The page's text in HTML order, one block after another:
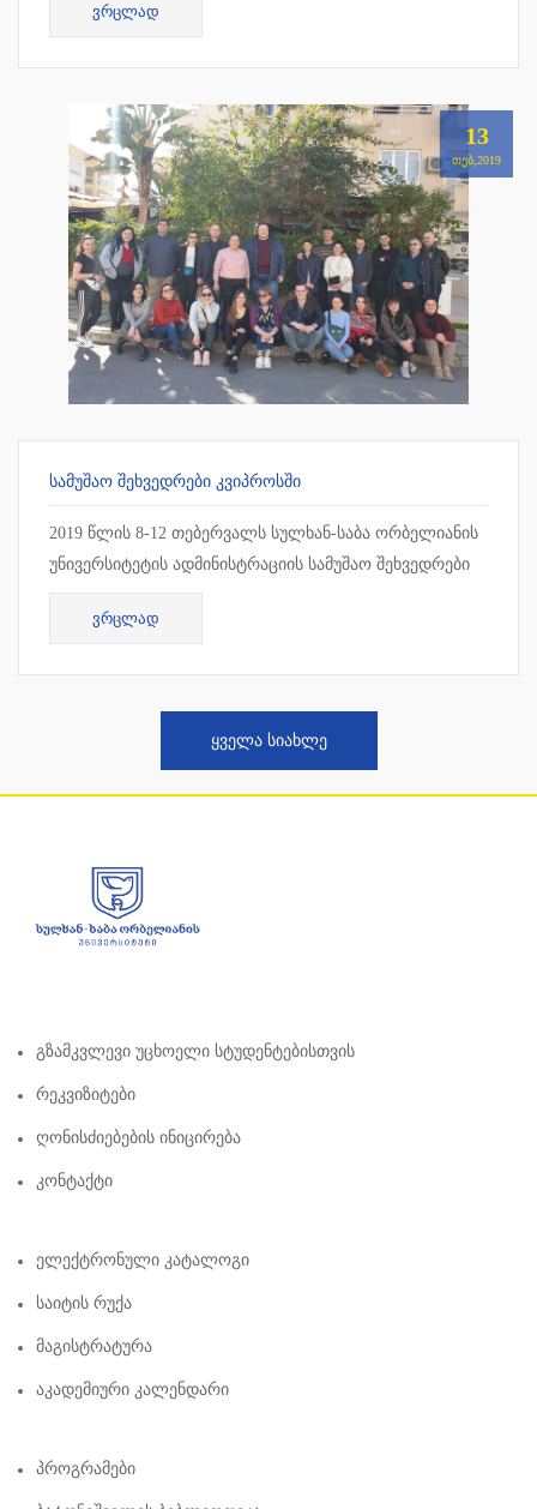
მოსამზადებელ ცენტრთან. თანამშრ...
ᲕᲠᲪᲚᲐᲓ
13
ᲗᲔᲑ,2019
ᲡᲐᲛᲣᲨᲐᲝ ᲨᲔᲮᲕᲔᲓᲠᲔᲑᲘ ᲙᲕᲘᲞᲠᲝᲡᲨᲘ
2019 წლის 8-12 თებერვალს სულხან-საბა ორბელიანის
უნივერსიტეტის ადმინისტრაციის სამუშაო შეხვედრები
ჩატარდა კვიპროსში, ლარნაკაში. სამუშაო შეხვედრის
ფარგლებ...
ᲕᲠᲪᲚᲐᲓ
ᲧᲕᲔᲚᲐ ᲡᲘᲐᲮᲚᲔ
Გზამკვლევი Უცხოელი Სტუდენტებისთვის
Რეკვიზიტები
Ღონისძიებების Ინიცირება
Კონტაქტი
Ელექტრონული Კატალოგი
Საიტის Რუქა
Მაგისტრატურა
Აკადემიური Კალენდარი
Პროგრამები